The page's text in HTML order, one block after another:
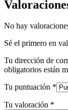
No hay
Sé el primero en
Tu dirección de
obligatorios están
Tu puntuación *
Tu valoración *